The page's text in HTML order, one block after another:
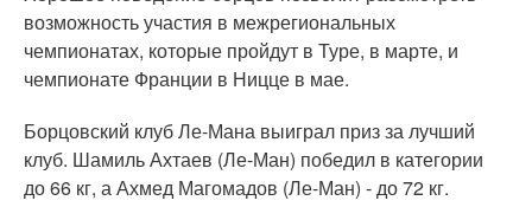
возможность участия в межрегиональных
чемпионатах, которые пройдут в Туре, в марте, и
чемпионате Франции в Ницце в мае.
Борцовский клуб Ле-Мана выиграл приз за лучший
клуб. Шамиль Ахтаев (Ле-Ман) победил в категории
до 66 кг, а Ахмед Магомадов (Ле-Ман) - до 72 кг.